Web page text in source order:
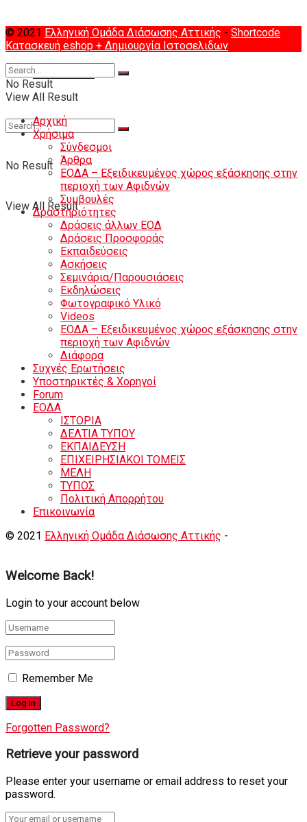
Πολιτική Απορρήτου
Eπικοινωνία
No Result
View All Result
© 2021 Ελληνική Ομάδα Διάσωσης Αττικής - Shortcode
Κατασκευή eshop + Δημιουργία Ιστοσελιδων
No Result
View All Result
Αρχική
Χρήσιμα
Σύνδεσμοι
Άρθρα
ΕΟΔΑ – Εξειδικευμένος χώρος εξάσκησης στην
περιοχή των Αφιδνών
Συμβουλές
Δραστηριότητες
Δράσεις άλλων ΕΟΔ
Δράσεις Προσφοράς
Εκπαιδεύσεις
Ασκήσεις
Σεμινάρια/Παρουσιάσεις
Εκδηλώσεις
Φωτογραφικό Υλικό
Videos
ΕΟΔΑ – Εξειδικευμένος χώρος εξάσκησης στην
περιοχή των Αφιδνών
Διάφορα
Συχνές Ερωτήσεις
Υποστηρικτές & Χορηγοί
Forum
ΕΟΔA
ΙΣΤΟΡΙΑ
ΔΕΛΤΙΑ ΤΥΠΟΥ
ΕΚΠΑΙΔΕΥΣΗ
ΕΠΙΧΕΙΡΗΣΙΑΚΟΙ ΤΟΜΕΙΣ
ΜΕΛΗ
ΤΥΠΟΣ
Πολιτική Απορρήτου
Eπικοινωνία
© 2021 Ελληνική Ομάδα Διάσωσης Αττικής -
Welcome Back!
Login to your account below
Remember Me
Forgotten Password?
Retrieve your password
Please enter your username or email address to reset your
password.